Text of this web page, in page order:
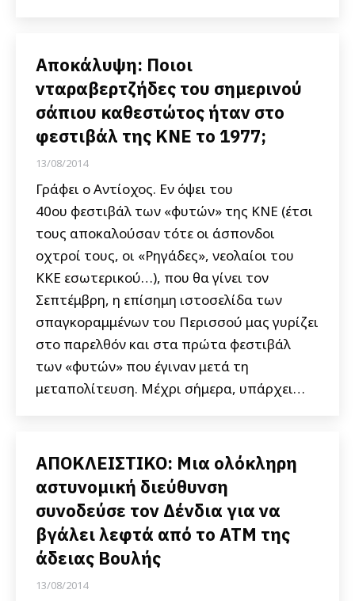
Αποκάλυψη: Ποιοι
νταραβερτζήδες του σημερινού
σάπιου καθεστώτος ήταν στο
φεστιβάλ της ΚΝΕ το 1977;
13/08/2014
Γράφει ο Αντίοχος. Εν όψει του
40ου φεστιβάλ των «φυτών» της ΚΝΕ (έτσι
τους αποκαλούσαν τότε οι άσπονδοι
οχτροί τους, οι «Ρηγάδες», νεολαίοι του
ΚΚΕ εσωτερικού…), που θα γίνει τον
Σεπτέμβρη, η επίσημη ιστοσελίδα των
σπαγκοραμμένων του Περισσού μας γυρίζει
στο παρελθόν και στα πρώτα φεστιβάλ
των «φυτών» που έγιναν μετά τη
μεταπολίτευση. Μέχρι σήμερα, υπάρχει…
ΑΠΟΚΛΕΙΣΤΙΚΟ: Μια ολόκληρη
αστυνομική διεύθυνση
συνοδεύσε τον Δένδια για να
βγάλει λεφτά από το ΑΤΜ της
άδειας Βουλής
13/08/2014